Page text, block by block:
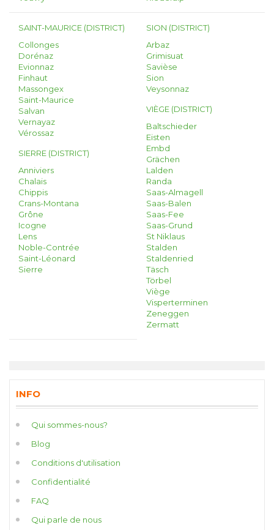
SAINT-MAURICE (DISTRICT)
Collonges
Dorénaz
Evionnaz
Finhaut
Massongex
Saint-Maurice
Salvan
Vernayaz
Vérossaz
SIERRE (DISTRICT)
Anniviers
Chalais
Chippis
Crans-Montana
Grône
Icogne
Lens
Noble-Contrée
Saint-Léonard
Sierre
SION (DISTRICT)
Arbaz
Grimisuat
Savièse
Sion
Veysonnaz
VIÈGE (DISTRICT)
Baltschieder
Eisten
Embd
Grächen
Lalden
Randa
Saas-Almagell
Saas-Balen
Saas-Fee
Saas-Grund
St Niklaus
Stalden
Staldenried
Täsch
Törbel
Viège
Visperterminen
Zeneggen
Zermatt
INFO
Qui sommes-nous?
Blog
Conditions d'utilisation
Confidentialité
FAQ
Qui parle de nous